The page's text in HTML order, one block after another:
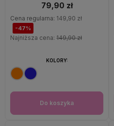
79,90 zł
Cena regularna: 149,90 zł
-47%
Najniższa cena: 149,90 zł
Do koszyka
KOLORY: